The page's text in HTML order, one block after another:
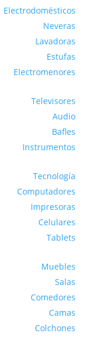
Electrodomésticos
Neveras
Lavadoras
Estufas
Electromenores
Televisores
Audio
Bafles
Instrumentos
Tecnología
Computadores
Impresoras
Celulares
Tablets
Muebles
Salas
Comedores
Camas
Colchones